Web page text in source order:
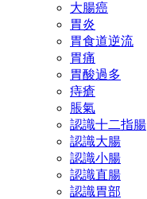
大腸癌
胃炎
胃食道逆流
胃痛
胃酸過多
痔瘡
脹氣
認識十二指腸
認識大腸
認識小腸
認識直腸
認識胃部